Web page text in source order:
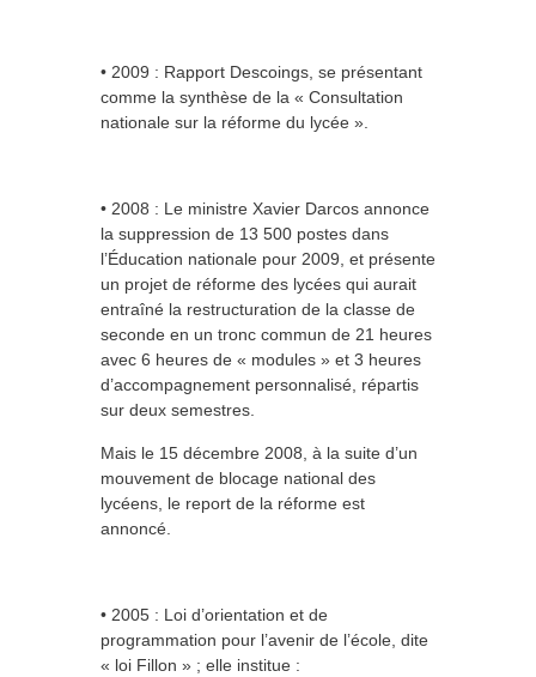
• 2009 : Rapport Descoings, se présentant
comme la synthèse de la « Consultation
nationale sur la réforme du lycée ».
• 2008 : Le ministre Xavier Darcos annonce
la suppression de 13 500 postes dans
l’Éducation nationale pour 2009, et présente
un projet de réforme des lycées qui aurait
entraîné la restructuration de la classe de
seconde en un tronc commun de 21 heures
avec 6 heures de « modules » et 3 heures
d’accompagnement personnalisé, répartis
sur deux semestres.
Mais le 15 décembre 2008, à la suite d’un
mouvement de blocage national des
lycéens, le report de la réforme est
annoncé.
• 2005 : Loi d’orientation et de
programmation pour l’avenir de l’école, dite
« loi Fillon » ; elle institue :